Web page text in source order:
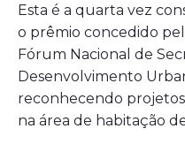
Esta é a quarta vez
o prêmio concedido
Fórum Nacional de
Desenvolvimento
reconhecendo
na área de habitação